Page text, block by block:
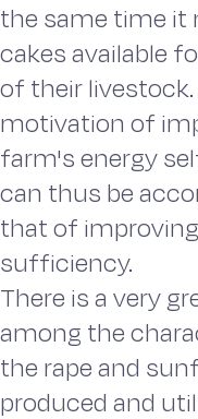
the same time it
cakes available
of their
motivation of
farm's energy
can thus be
that of
sufficiency.
There is a very
among the
the rape and
produced and